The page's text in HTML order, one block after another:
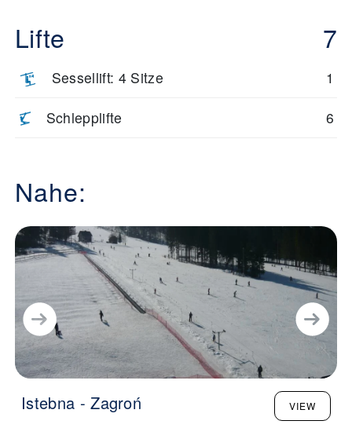
Lifte 7
Sessellift: 4 Sitze 1
Schlepplifte 6
Nahe:
Istebna - Zagroń VIEW